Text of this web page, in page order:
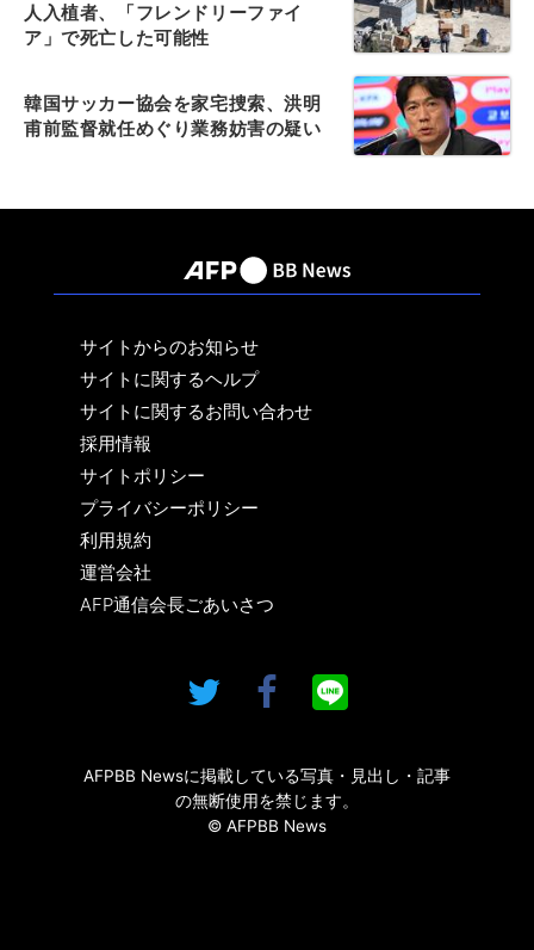
人入植者、「フレンドリーファイ
ア」で死亡した可能性
韓国サッカー協会を家宅捜索、洪明
甫前監督就任めぐり業務妨害の疑い
サイトからのお知らせ
サイトに関するヘルプ
サイトに関するお問い合わせ
採用情報
サイトポリシー
プライバシーポリシー
利用規約
運営会社
AFP通信会長ごあいさつ
AFPBB Newsに掲載している写真・見出し・記事
の無断使用を禁じます。
© AFPBB News